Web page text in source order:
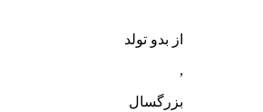
از بدو تولد
,
بزرگسال